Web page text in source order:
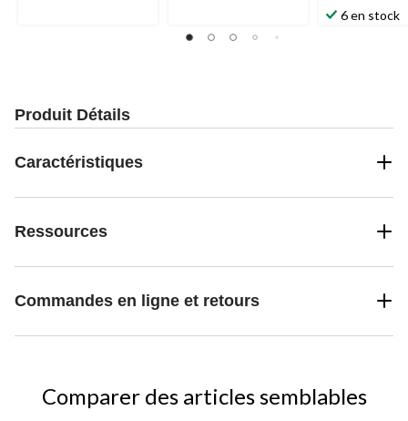
étoile(s)
6 en stock
Produit Détails
Caractéristiques
Ressources
Commandes en ligne et retours
Comparer des articles semblables